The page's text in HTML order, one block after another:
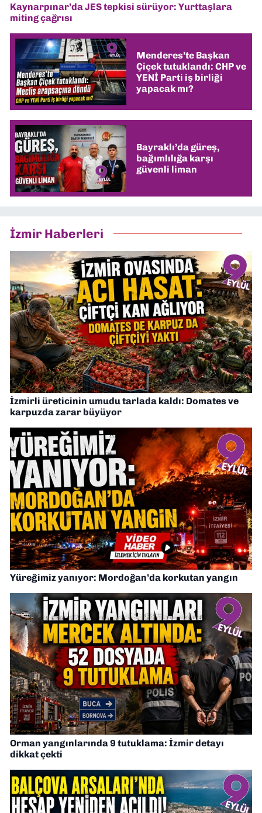
Kaynarpınar’da JES tepkisi sürüyor: Yurttaşlara
miting çağrısı
Menderes’te Başkan
Çiçek tutuklandı: CHP ve
YENİ Parti iş birliği
yapacak mı?
Bayraklı’da güreş,
bağımlılığa karşı
güvenli liman
İzmir Haberleri
İzmirli üreticinin umudu tarlada kaldı: Domates ve
karpuzda zarar büyüyor
Yüreğimiz yanıyor: Mordoğan’da korkutan yangın
Orman yangınlarında 9 tutuklama: İzmir detayı
dikkat çekti